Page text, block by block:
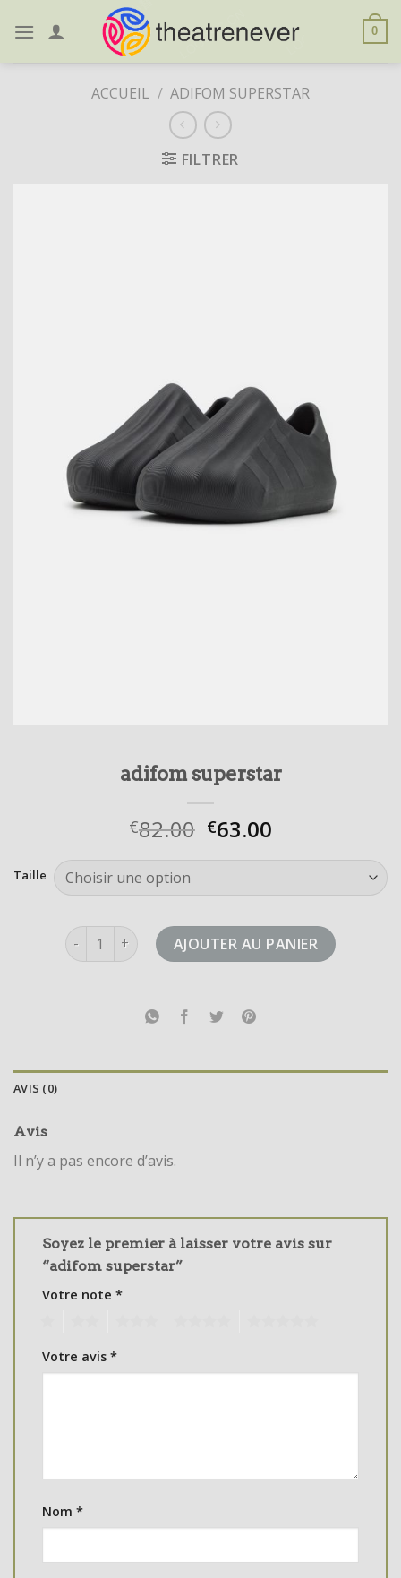
0
ACCUEIL / ADIFOM SUPERSTAR
FILTRER
adifom superstar
€82.00 €63.00
Taille
quantité de adifom superstar
AJOUTER AU PANIER
AVIS (0)
Avis
Il n’y a pas encore d’avis.
Soyez le premier à laisser votre avis sur
“adifom superstar”
Votre note *
Votre avis *
Nom *